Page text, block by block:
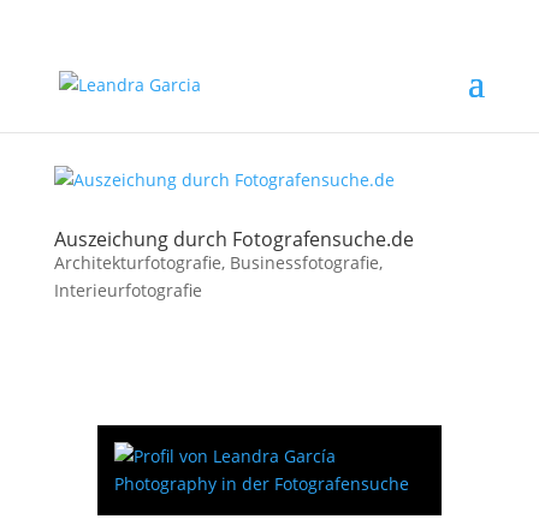
Auszeichung durch Fotografensuche.de
Architekturfotografie, Businessfotografie,
Interieurfotografie